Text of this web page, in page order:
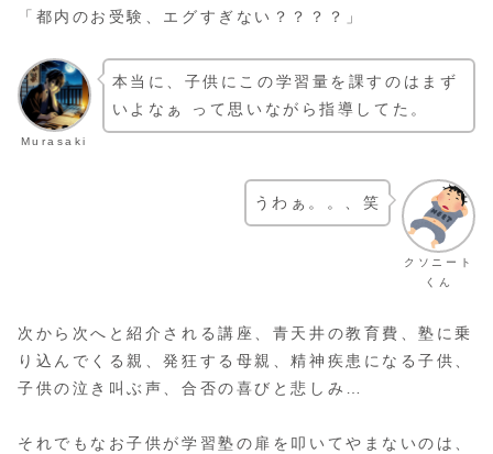
「都内のお受験、エグすぎない？？？？」
Murasaki
本当に、子供にこの学習量を課すのはまず
いよなぁ って思いながら指導してた。
クソニート
くん
うわぁ。。、笑
次から次へと紹介される講座、青天井の教育費、塾に乗
り込んでくる親、発狂する母親、精神疾患になる子供、
子供の泣き叫ぶ声、合否の喜びと悲しみ…
それでもなお子供が学習塾の扉を叩いてやまないのは、